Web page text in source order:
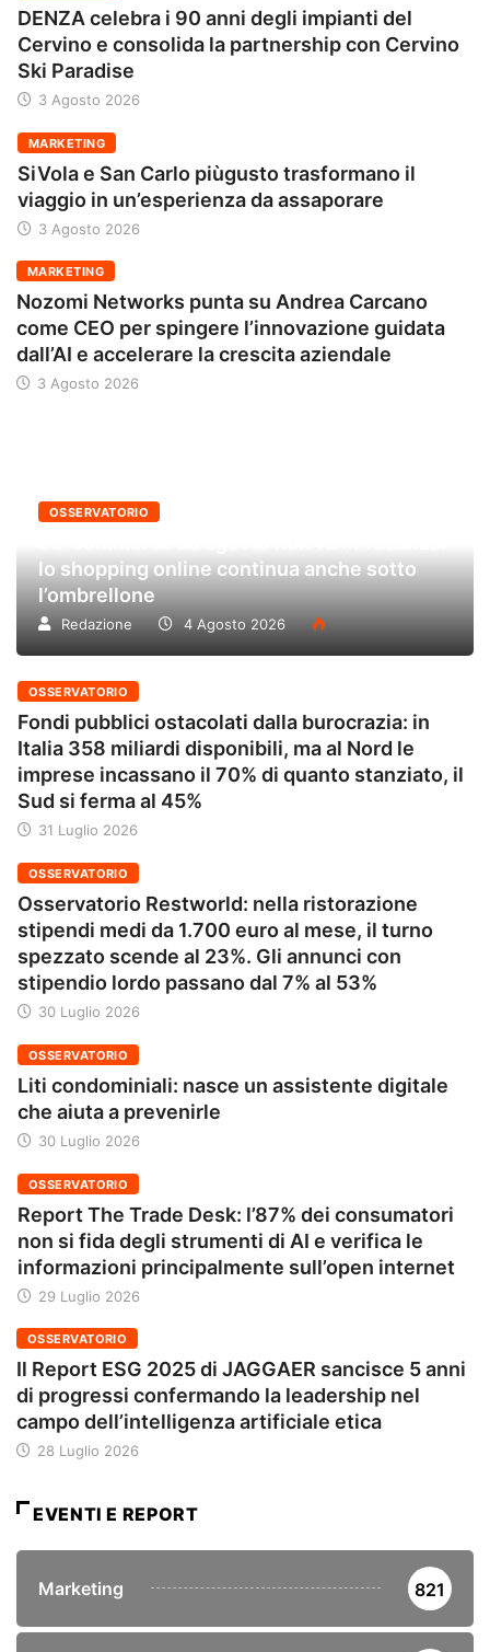
DENZA celebra i 90 anni degli impianti del
Cervino e consolida la partnership con Cervino
Ski Paradise
3 Agosto 2026
MARKETING
SiVola e San Carlo piùgusto trasformano il
viaggio in un’esperienza da assaporare
3 Agosto 2026
MARKETING
Nozomi Networks punta su Andrea Carcano
come CEO per spingere l’innovazione guidata
dall’AI e accelerare la crescita aziendale
3 Agosto 2026
OSSERVATORIO
lo shopping online continua anche sotto
l’ombrellone
Redazione 4 Agosto 2026
OSSERVATORIO
Fondi pubblici ostacolati dalla burocrazia: in
Italia 358 miliardi disponibili, ma al Nord le
imprese incassano il 70% di quanto stanziato, il
Sud si ferma al 45%
31 Luglio 2026
OSSERVATORIO
Osservatorio Restworld: nella ristorazione
stipendi medi da 1.700 euro al mese, il turno
spezzato scende al 23%. Gli annunci con
stipendio lordo passano dal 7% al 53%
30 Luglio 2026
OSSERVATORIO
Liti condominiali: nasce un assistente digitale
che aiuta a prevenirle
30 Luglio 2026
OSSERVATORIO
Report The Trade Desk: l’87% dei consumatori
non si fida degli strumenti di AI e verifica le
informazioni principalmente sull’open internet
29 Luglio 2026
OSSERVATORIO
Il Report ESG 2025 di JAGGAER sancisce 5 anni
di progressi confermando la leadership nel
campo dell’intelligenza artificiale etica
28 Luglio 2026
EVENTI E REPORT
Marketing 821